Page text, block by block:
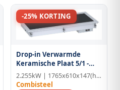
-25% KORTING
Drop-in Verwarmde
Keramische Plaat 5/1 -
Zwart
2.255kW | 1765x610x147(h)mm
Combisteel